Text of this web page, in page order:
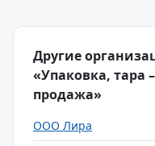
Другие
«Упаковка, тара
продажа»
ООО Лира